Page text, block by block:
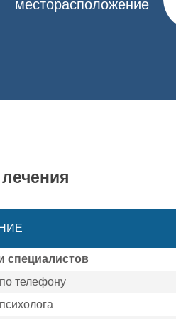
месторасположение
специалистов
телефону